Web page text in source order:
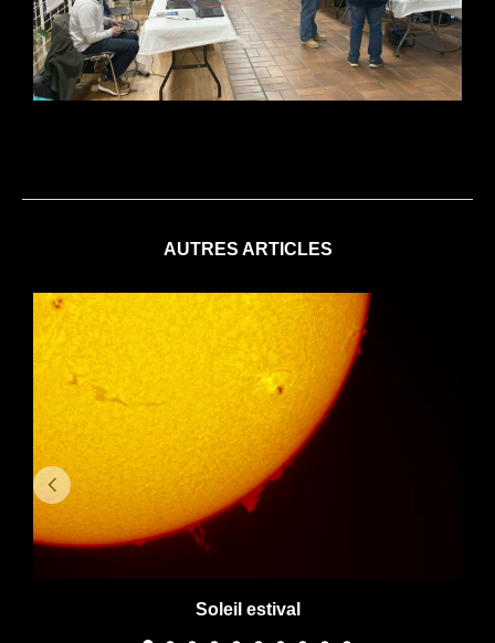
AUTRES ARTICLES
Soleil estival